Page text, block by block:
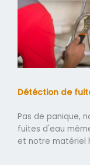
Détéction de
Pas de panique,
fuites d'eau
et notre matériel